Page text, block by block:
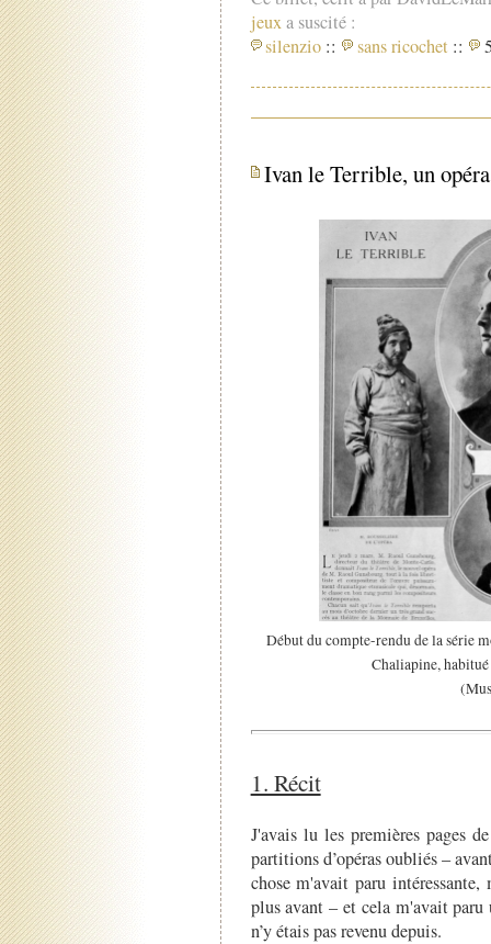
jeuxa suscité :
silenzio :: sans ricochet ::
Ivan le Terrible, un
Début du compte-rendu de la série
Chaliapine,
1. Récit
J'avais lu les premières pages
partitions d’opéras oubliés –
chose m'avait paru
plus avant – et cela m'avait
n’y étais pas revenu depuis.